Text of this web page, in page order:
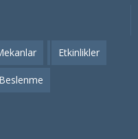
Etkinlikler
Beslenme